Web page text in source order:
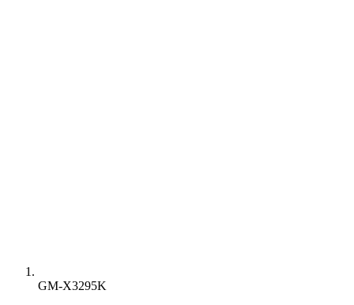
GM-X3295K